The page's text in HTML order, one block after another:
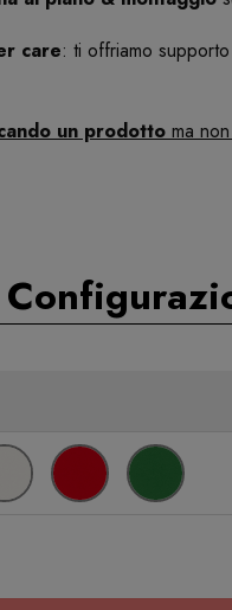
care: ti offriamo
un prodotto ma